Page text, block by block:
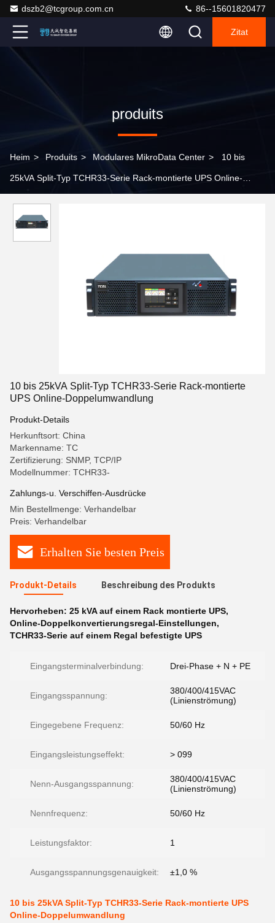
dszb2@tcgroup.com.cn 86--15601820477
Zitat
produits
Heim > Produits > Modulares MikroData Center > 10 bis
25kVA Split-Typ TCHR33-Serie Rack-montierte UPS Online-
10 bis 25kVA Split-Typ TCHR33-Serie Rack-montierte
UPS Online-Doppelumwandlung
Produkt-Details
Herkunftsort: China
Markenname: TC
Zertifizierung: SNMP, TCP/IP
Modellnummer: TCHR33-
Zahlungs-u. Verschiffen-Ausdrücke
Min Bestellmenge: Verhandelbar
Preis: Verhandelbar
Erhalten Sie besten Preis
Produkt-Details Beschreibung des Produkts
Hervorheben: 25 kVA auf einem Rack montierte UPS,
Online-Doppelkonvertierungsregal-Einstellungen,
TCHR33-Serie auf einem Regal befestigte UPS
Eingangsterminalverbindung: Drei-Phase + N + PE
Eingangsspannung:
380/400/415VAC
(Linienströmung)
Eingegebene Frequenz: 50/60 Hz
Eingangsleistungseffekt: > 099
Nenn-Ausgangsspannung:
380/400/415VAC
(Linienströmung)
Nennfrequenz: 50/60 Hz
Leistungsfaktor: 1
Ausgangsspannungsgenauigkeit: ±1,0 %
10 bis 25kVA Split-Typ TCHR33-Serie Rack-montierte UPS
Online-Doppelumwandlung